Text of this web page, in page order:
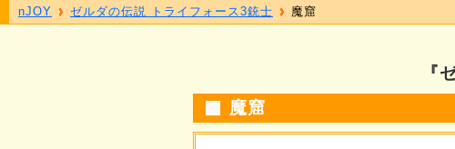
『
魔窟
nJOY ゼルダの伝説 トライフォース3銃士 魔窟